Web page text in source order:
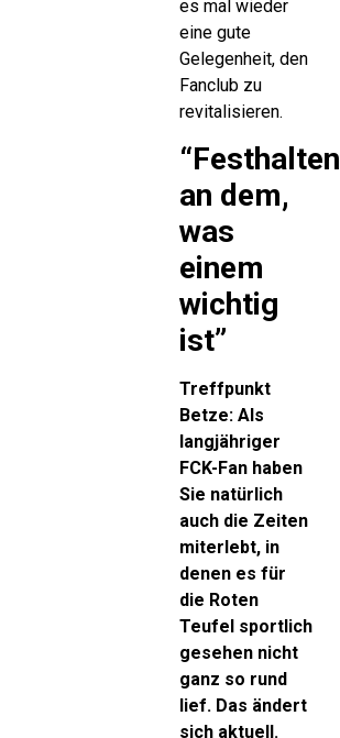
es mal wieder
eine gute
Gelegenheit, den
Fanclub zu
revitalisieren.
“Festhalten
an dem,
was
einem
wichtig
ist”
Treffpunkt
Betze: Als
langjähriger
FCK-Fan haben
Sie natürlich
auch die Zeiten
miterlebt, in
denen es für
die Roten
Teufel sportlich
gesehen nicht
ganz so rund
lief. Das ändert
sich aktuell.